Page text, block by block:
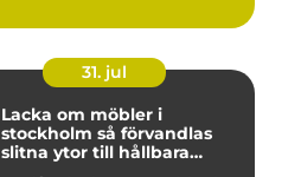
31. jul
Lacka om möbler i
stockholm så förvandlas
slitna ytor till hållbara